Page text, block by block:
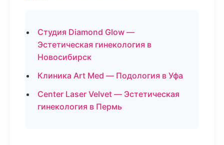
Студия Diamond Glow —
Эстетическая гинекология в
Новосибирск
Клиника Art Med — Подология в Уфа
Center Laser Velvet — Эстетическая
гинекология в Пермь